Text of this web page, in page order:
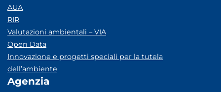
AUA
RIR
Valutazioni ambientali – VIA
Open Data
Innovazione e progetti speciali per la tutela
dell’ambiente
Agenzia